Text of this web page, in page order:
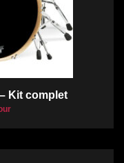
Kit complet